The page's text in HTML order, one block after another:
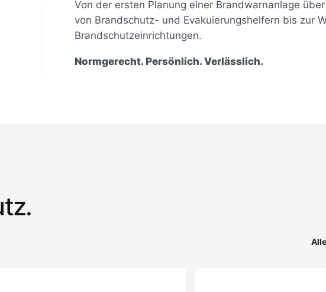
Von der ersten Planung einer Brandwarnanlage
von Brandschutz- und Evakuierungshelfern bis zur
Brandschutzeinrichtungen.
Normgerecht. Persönlich. Verlässlich.